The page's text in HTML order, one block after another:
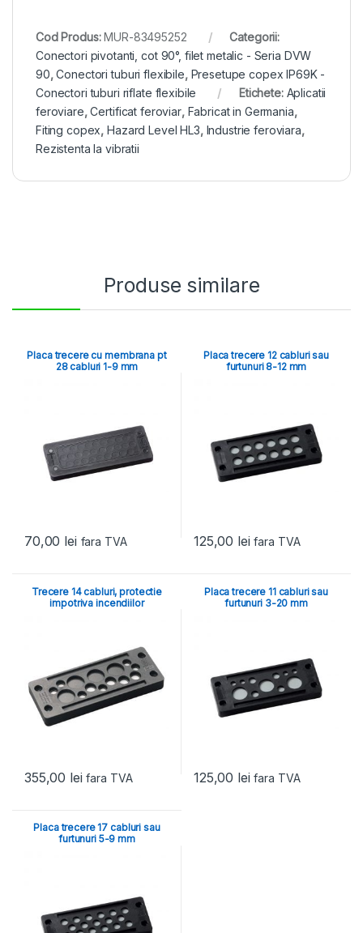
Cod Produs:MUR-83495252
Categorii:
Conectori pivotanti, cot 90°, filet metalic - Seria DVW
90,Conectori tuburi flexibile, Presetupe copex IP69K -
Conectori tuburi riflate flexibile
Etichete: Aplicatii
feroviare,Certificat feroviar, Fabricat in Germania,
Fiting copex,Hazard Level HL3, Industrie feroviara,
Rezistenta la vibratii
Produse similare
Placa trecere cu membrana pt
28 cabluri 1-9 mm
70,00 lei fara TVA
Placa trecere 12 cabluri sau
furtunuri 8-12 mm
125,00 lei fara TVA
Trecere 14 cabluri, protectie
impotriva incendiilor
355,00 lei fara TVA
Placa trecere 11 cabluri sau
furtunuri 3-20 mm
125,00 lei fara TVA
Placa trecere 17 cabluri sau
furtunuri 5-9 mm